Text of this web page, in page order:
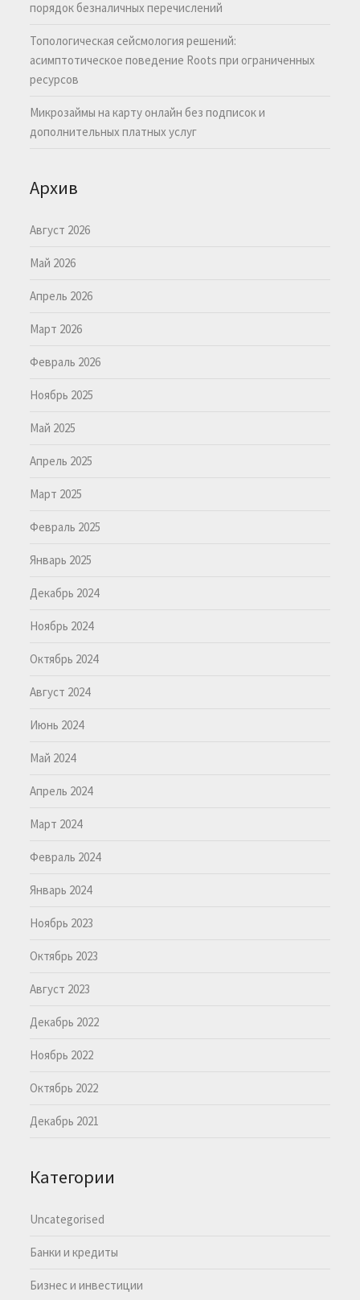
порядок безналичных перечислений
Топологическая сейсмология решений:
асимптотическое поведение Roots при ограниченных
ресурсов
Микрозаймы на карту онлайн без подписок и
дополнительных платных услуг
Архив
Август 2026
Май 2026
Апрель 2026
Март 2026
Февраль 2026
Ноябрь 2025
Май 2025
Апрель 2025
Март 2025
Февраль 2025
Январь 2025
Декабрь 2024
Ноябрь 2024
Октябрь 2024
Август 2024
Июнь 2024
Май 2024
Апрель 2024
Март 2024
Февраль 2024
Январь 2024
Ноябрь 2023
Октябрь 2023
Август 2023
Декабрь 2022
Ноябрь 2022
Октябрь 2022
Декабрь 2021
Категории
Uncategorised
Банки и кредиты
Бизнес и инвестиции